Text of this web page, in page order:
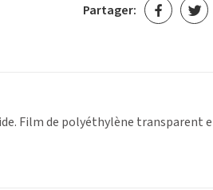
Partager:
Film de polyéthylène transparent